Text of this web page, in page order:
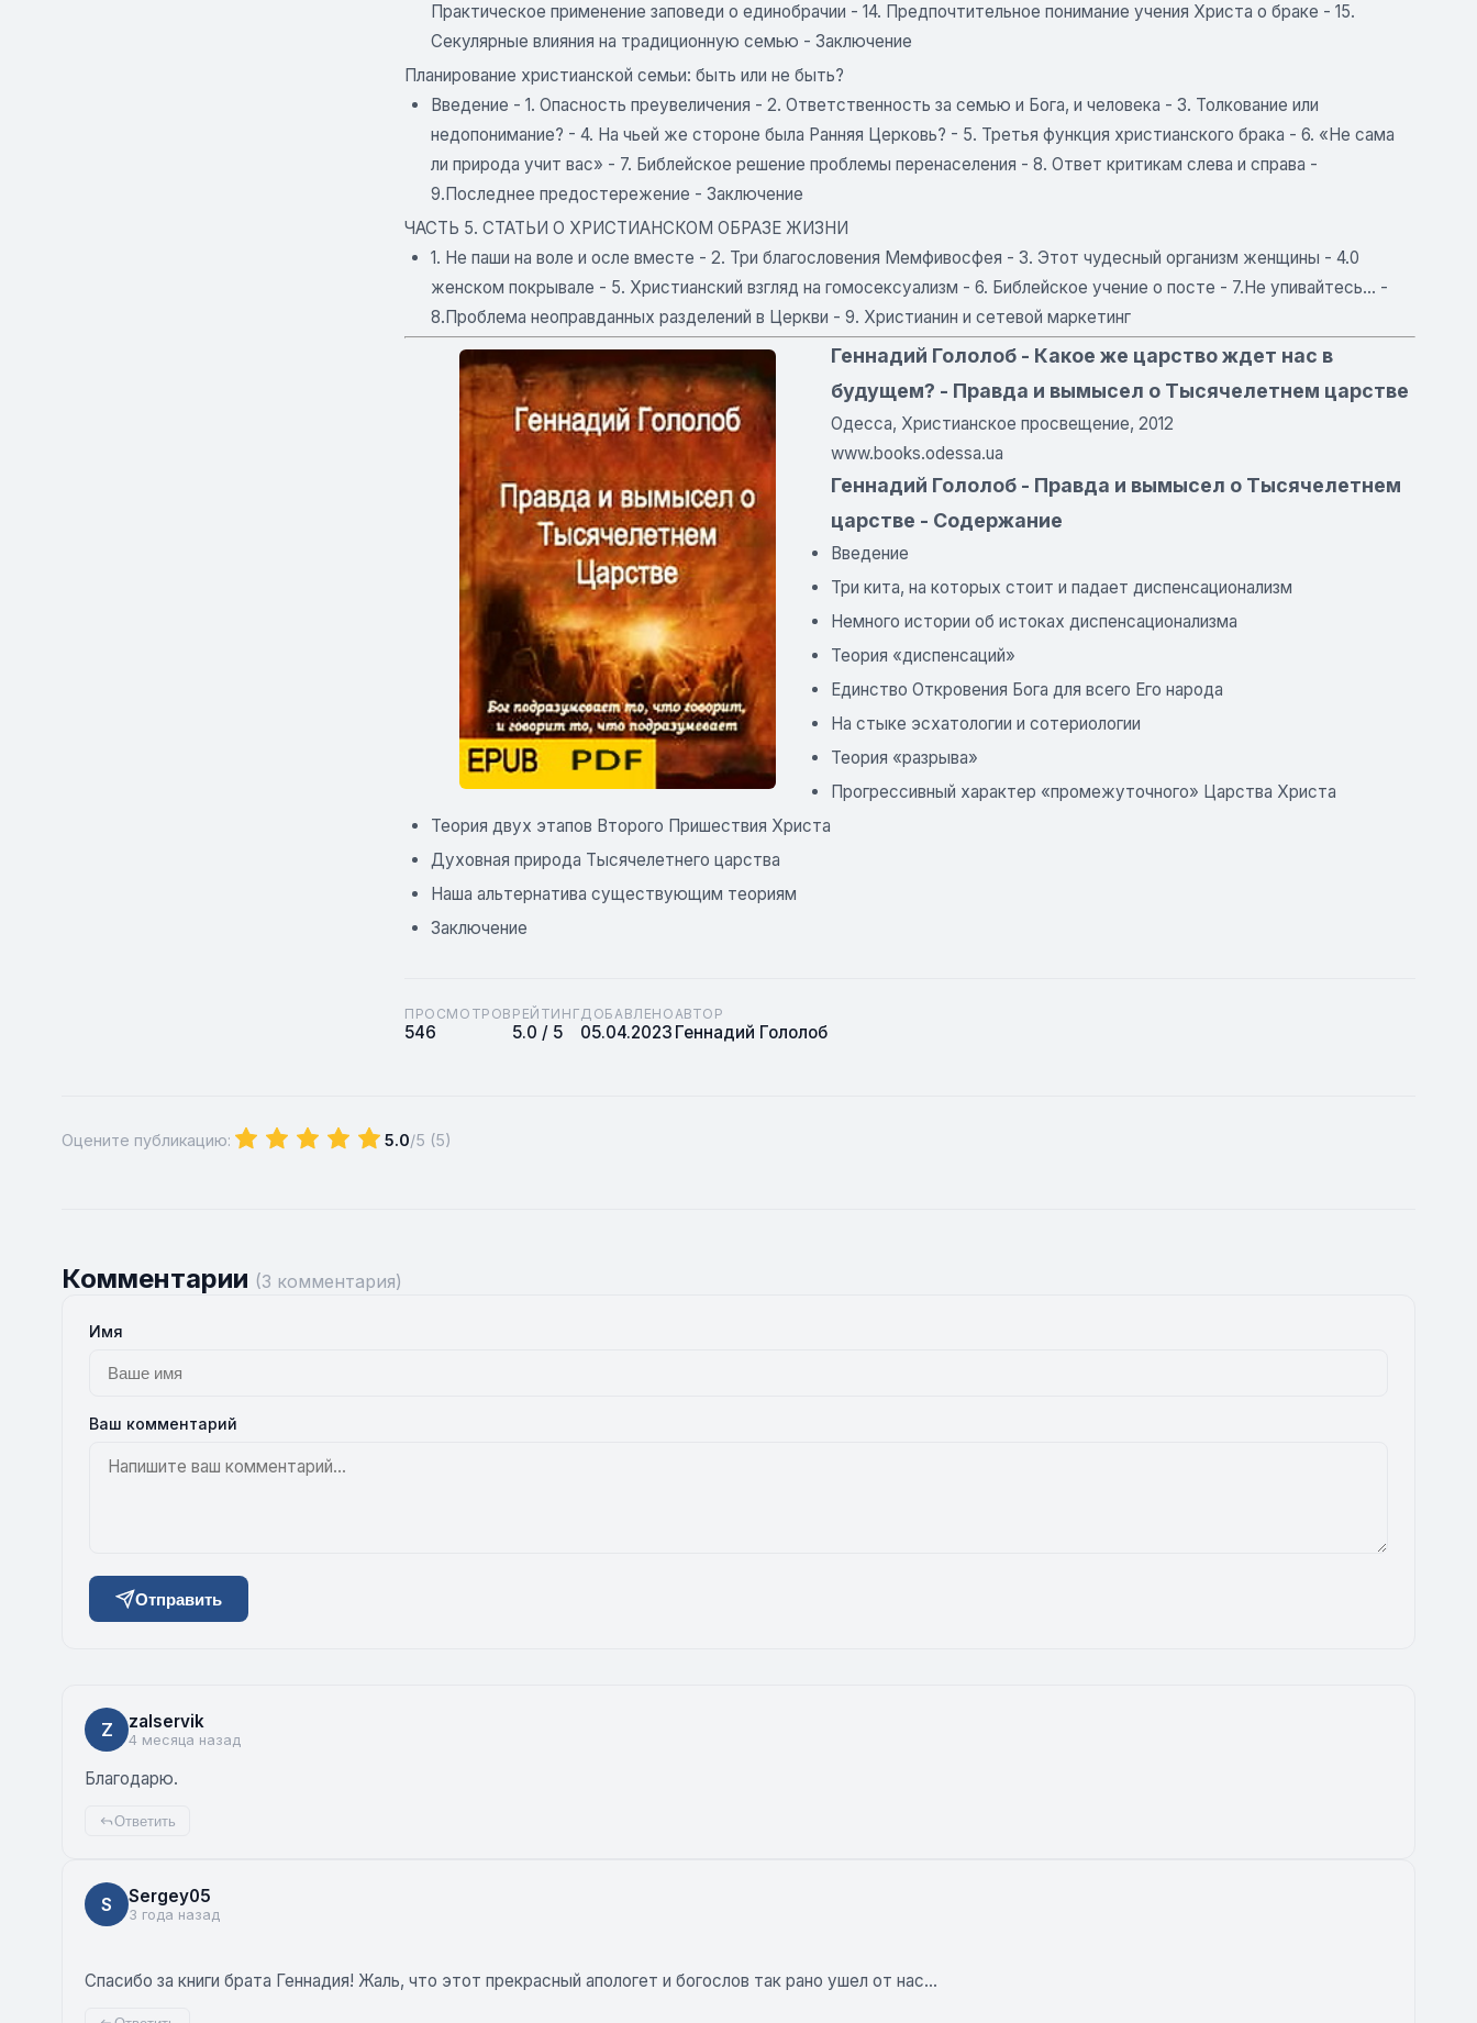
Практическое применение заповеди о единобрачии - 14. Предпочтительное понимание учения Христа о браке - 15.
Секулярные влияния на традиционную семью - Заключение
Планирование христианской семьи: быть или не быть?
Введение - 1. Опасность преувеличения - 2. Ответственность за семью и Бога, и человека - 3. Толкование или
недопонимание? - 4. На чьей же стороне была Ранняя Церковь? - 5. Третья функция христианского брака - 6. «Не сама
ли природа учит вас» - 7. Библейское решение проблемы перенаселения - 8. Ответ критикам слева и справа -
9.Последнее предостережение - Заключение
ЧАСТЬ 5. СТАТЬИ О ХРИСТИАНСКОМ ОБРАЗЕ ЖИЗНИ
1. Не паши на воле и осле вместе - 2. Три благословения Мемфивосфея - 3. Этот чудесный организм женщины - 4.0
женском покрывале - 5. Христианский взгляд на гомосексуализм - 6. Библейское учение о посте - 7.Не упивайтесь... -
8.Проблема неоправданных разделений в Церкви - 9. Христианин и сетевой маркетинг
Геннадий Гололоб - Какое же царство ждет нас в
будущем? - Правда и вымысел о Тысячелетнем царстве
Одесса, Христианское просвещение, 2012
www.books.odessa.ua
Геннадий Гололоб - Правда и вымысел о Тысячелетнем
царстве - Содержание
Введение
Три кита, на которых стоит и падает диспенсационализм
Немного истории об истоках диспенсационализма
Теория «диспенсаций»
Единство Откровения Бога для всего Его народа
На стыке эсхатологии и сотериологии
Теория «разрыва»
Прогрессивный характер «промежуточного» Царства Христа
Теория двух этапов Второго Пришествия Христа
Духовная природа Тысячелетнего царства
Наша альтернатива существующим теориям
Заключение
ПРОСМОТРОВ
546
РЕЙТИНГ
5.0 / 5
ДОБАВЛЕНО
05.04.2023
АВТОР
Геннадий Гололоб
Оцените публикацию: 5.0/5 (5)
Комментарии (3 комментария)
Имя
Ваш комментарий
Отправить
Z zalservik
4 месяца назад
Благодарю.
Ответить
S Sergey05
3 года назад
Спасибо за книги брата Геннадия! Жаль, что этот прекрасный апологет и богослов так рано ушел от нас...